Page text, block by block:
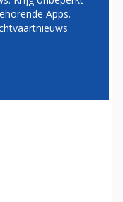
Apps.